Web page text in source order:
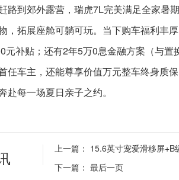
路到郊外露营，瑞虎7L完美满足全家暑
，拓展座舱可躺可玩。当下购车福利丰
元补贴；还有2年5万0息金融方案（与
任车主，还能尊享价值万元整车终身质
赴每一场夏日亲子之约。
上一篇： 15.6英寸宠爱滑移屏+B
下一篇： 最后一页